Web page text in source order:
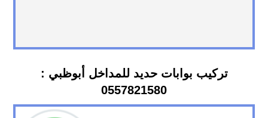
تركيب بوابات حديد للمداخل أبوظبي :
0557821580